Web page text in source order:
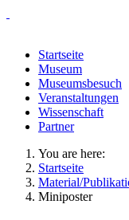
Startseite
Museum
Museumsbesuch
Veranstaltungen
Wissenschaft
Partner
You are here:
Startseite
Material/
Miniposter